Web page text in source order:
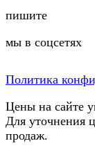
пишите
мы в соцсетях
Политика
Цены на сайте
Для уточнения
продаж.